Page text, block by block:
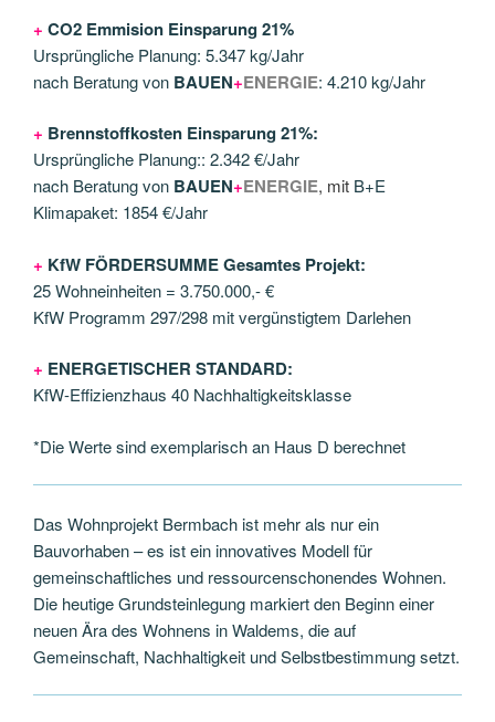
+ CO2 Emmision Einsparung 21%
Ursprüngliche Planung: 5.347 kg/Jahr
nach Beratung von BAUEN+ENERGIE: 4.210 kg/Jahr
+ Brennstoffkosten Einsparung 21%:
Ursprüngliche Planung:: 2.342 €/Jahr
nach Beratung von BAUEN+ENERGIE, mit B+E
Klimapaket: 1854 €/Jahr
+ KfW FÖRDERSUMME Gesamtes Projekt:
25 Wohneinheiten = 3.750.000,- €
KfW Programm 297/298 mit vergünstigtem Darlehen
+ ENERGETISCHER STANDARD:
KfW-Effizienzhaus 40 Nachhaltigkeitsklasse
*Die Werte sind exemplarisch an Haus D berechnet
Das Wohnprojekt Bermbach ist mehr als nur ein
Bauvorhaben – es ist ein innovatives Modell für
gemeinschaftliches und ressourcenschonendes Wohnen.
Die heutige Grundsteinlegung markiert den Beginn einer
neuen Ära des Wohnens in Waldems, die auf
Gemeinschaft, Nachhaltigkeit und Selbstbestimmung setzt.